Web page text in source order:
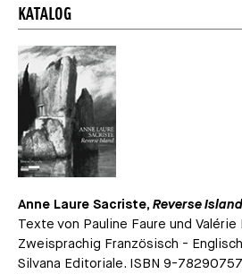
KATALOG
Anne Laure Sacriste, Reverse Island
Texte von Pauline Faure und Valérie
Zweisprachig Französisch -
Silvana Editoriale. ISBN 9-